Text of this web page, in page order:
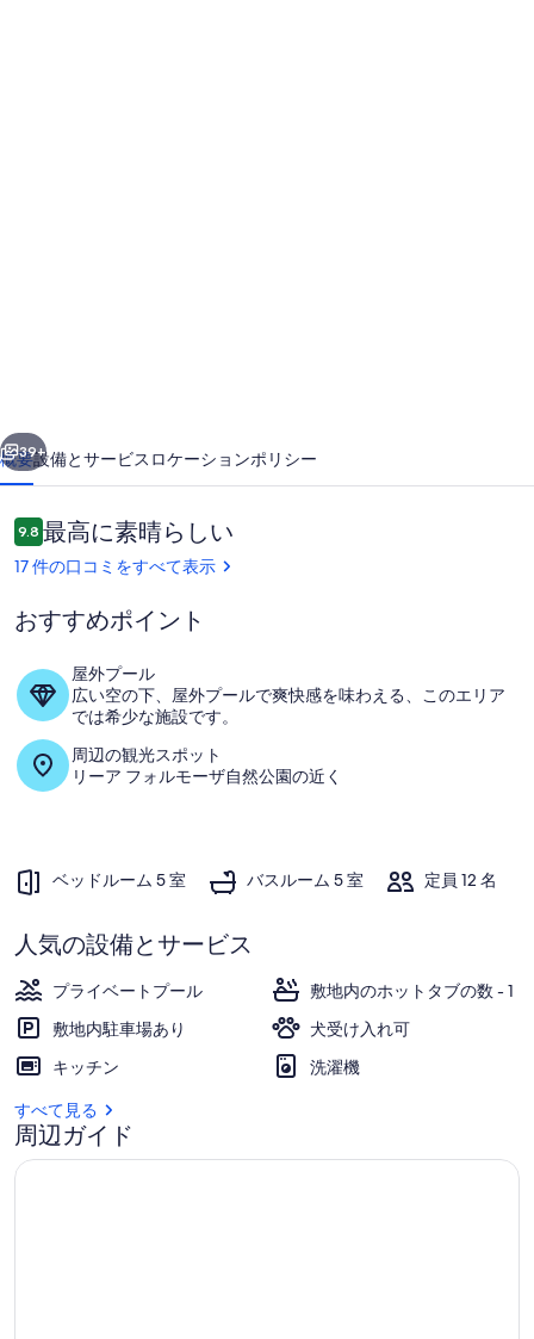
private
garden
&
parking
3acre
farm
の
写
真
ラ
リ
ー
プール
39+
概要設備とサービス ロケーションポリシー
口
コ
ミ
9.810段階中9.8
最高に素晴らしい
17 件の口コミをすべて表示
おすすめポイント
屋外プール
広い空の下、屋外プールで爽快感を味わえる、このエリア
では希少な施設です。
周辺の観光スポット
リーア フォルモーザ自然公園の近く
ベッドルーム 5 室 バスルーム 5 室 定員 12 名
人気の設備とサービス
プライベートプール
敷地内のホットタブの数 - 1
敷地内駐車場あり
犬受け入れ可
キッチン
洗濯機
すべて見る
周辺ガイド